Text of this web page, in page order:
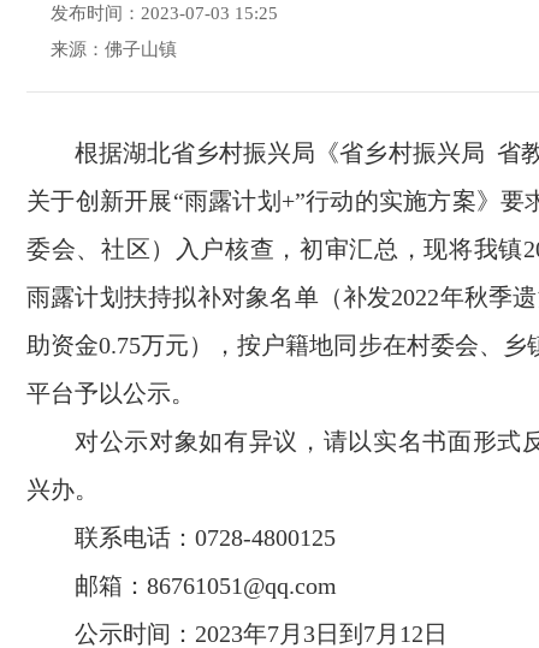
发布时间：2023-07-03 15:25
来源：佛子山镇
根据湖北省乡村振兴局《省乡村振兴局 省
关于创新开展“雨露计划+”行动的实施方案》要
委会、社区）入户核查，初审汇总，现将我镇
雨露计划扶持拟补对象名单（补发2022年秋季
助资金0.75万元），按户籍地同步在村委会、乡
平台予以公示。
对公示对象如有异议，请以实名书面形式
兴办。
联系电话：0728-4800125
邮箱：86761051@qq.com
公示时间：2023年7月3日到7月12日